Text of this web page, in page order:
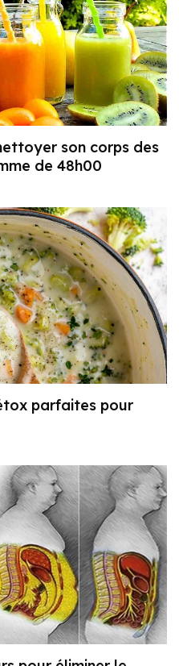
son corps des
de 48h00
parfaites pour